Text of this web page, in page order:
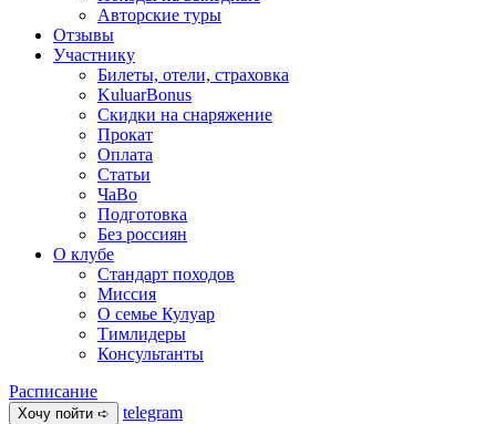
Авторские туры
Отзывы
Участнику
Билеты, отели, страховка
KuluarBonus
Скидки на снаряжение
Прокат
Оплата
Статьи
ЧаВо
Подготовка
Без россиян
О клубе
Стандарт походов
Миссия
О семье Кулуар
Тимлидеры
Консультанты
Расписание
Хочу пойти ➪
telegram